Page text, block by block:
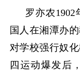
罗亦农1902
国人在湘潭办
对学校强行奴
四运动爆发后